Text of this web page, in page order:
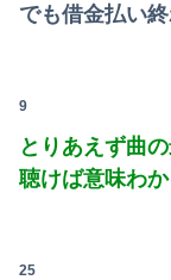
でも借金払い
9
とりあえず曲
聴けば意味わか
25